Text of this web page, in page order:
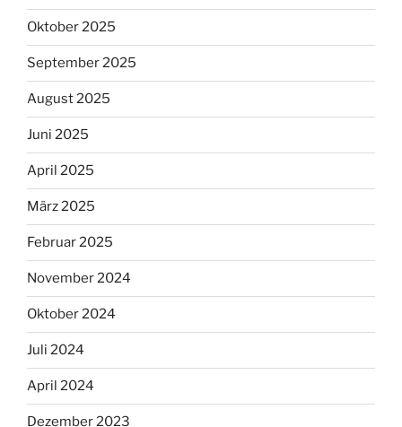
Oktober 2025
September 2025
August 2025
Juni 2025
April 2025
März 2025
Februar 2025
November 2024
Oktober 2024
Juli 2024
April 2024
Dezember 2023